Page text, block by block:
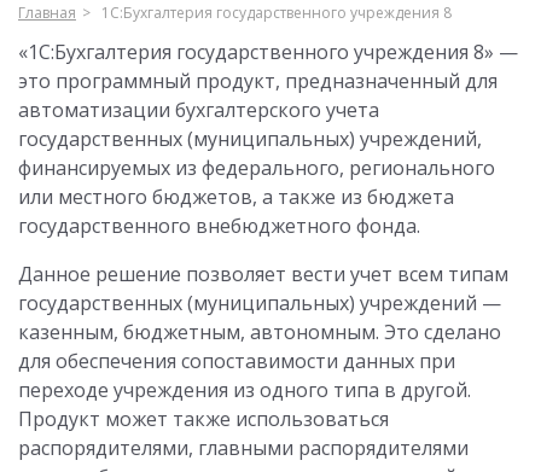
Главная 1С:Бухгалтерия государственного учреждения 8
«1С:Бухгалтерия государственного учреждения 8» —
это программный продукт, предназначенный для
автоматизации бухгалтерского учета
государственных (муниципальных) учреждений,
финансируемых из федерального, регионального
или местного бюджетов, а также из бюджета
государственного внебюджетного фонда.
Данное решение позволяет вести учет всем типам
государственных (муниципальных) учреждений —
казенным, бюджетным, автономным. Это сделано
для обеспечения сопоставимости данных при
переходе учреждения из одного типа в другой.
Продукт может также использоваться
распорядителями, главными распорядителями